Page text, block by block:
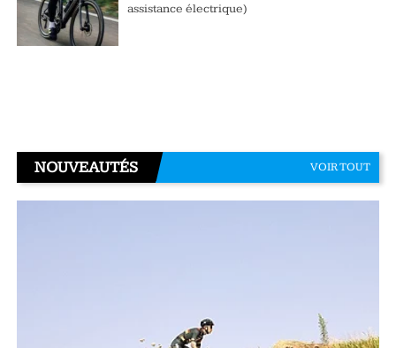
assistance électrique)
NOUVEAUTÉS VOIR TOUT